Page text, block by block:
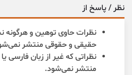
نظر / پاسخ از
نظرات حاوی توهین و هرگونه
حقیقی و حقوقی منتشر
نظراتی که غیر از زبان فارسی
منتشر نمی‌شود.